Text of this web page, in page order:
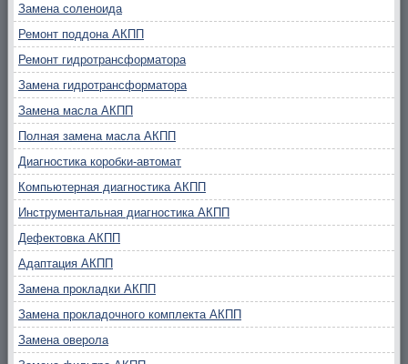
Замена соленоида
Ремонт поддона АКПП
Ремонт гидротрансформатора
Замена гидротрансформатора
Замена масла АКПП
Полная замена масла АКПП
Диагностика коробки-автомат
Компьютерная диагностика АКПП
Инструментальная диагностика АКПП
Дефектовка АКПП
Адаптация АКПП
Замена прокладки АКПП
Замена прокладочного комплекта АКПП
Замена оверола